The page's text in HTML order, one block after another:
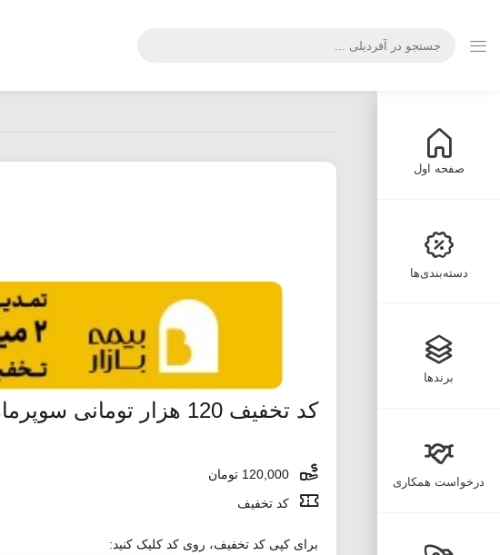
صفحه اول
دسته‌بندی‌ها
برندها
درخواست همکاری
کد تخفیف 120 هزار تومانی سوپرمارکت فن آسان
کد تخفیف
برای کپی کد تخفیف، روی کد کلیک کنید: